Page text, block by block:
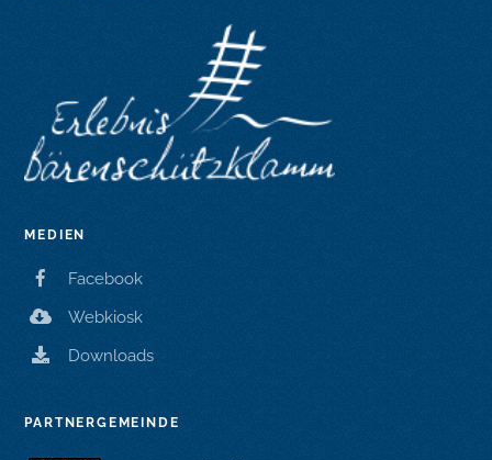
MEDIEN
Facebook
Webkiosk
Downloads
PARTNERGEMEINDE